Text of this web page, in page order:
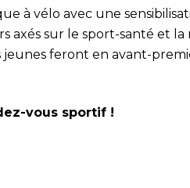
à vélo avec une
axés sur le sport-santé et
jeunes feront en avant-
vous sportif !